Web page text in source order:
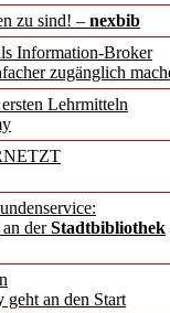
zu sind! – nexbib
Information-Broker
zugänglich
Lehrmitteln
derStadtbibliothek
geht an den Start
für
in
neu